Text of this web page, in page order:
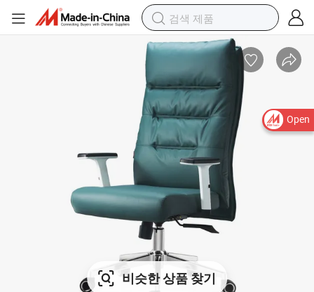
Open
비슷한 상품 찾기